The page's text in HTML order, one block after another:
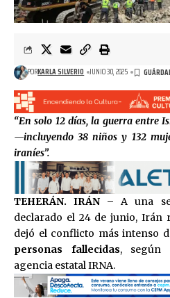
PORKARLA SILVERIO JUNIO 30, 2025
“En solo 12 días, la guerra entre
—incluyendo 38 niños y 132
iraníes”.
TEHERÁN. IRÁN –A una
declarado el 24 de junio, Irán
dejó el conflicto más intenso
personas fallecidas, según
agencia estatal IRNA.